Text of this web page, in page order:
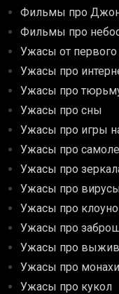
Фильмы про
Фильмы про
Ужасы от первого
Ужасы про
Ужасы про
Ужасы про сны
Ужасы про игры
Ужасы про
Ужасы про
Ужасы про
Ужасы про
Ужасы про
Ужасы про
Ужасы про
Ужасы про кукол